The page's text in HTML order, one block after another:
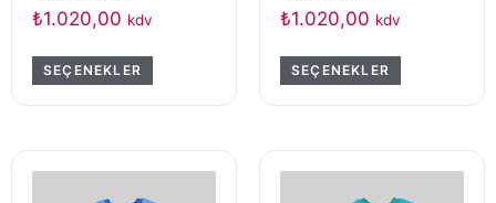
₺1.020,00 kdv
SEÇENEKLER
₺1.020,00 kdv
SEÇENEKLER